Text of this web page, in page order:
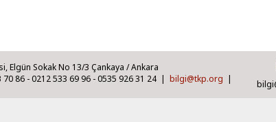
Elgün Sokak No 13/3 Çankaya / Ankara
70 86 - 0212 533 69 96 - 0535 926 31 24 | bilgi@tkp.org |